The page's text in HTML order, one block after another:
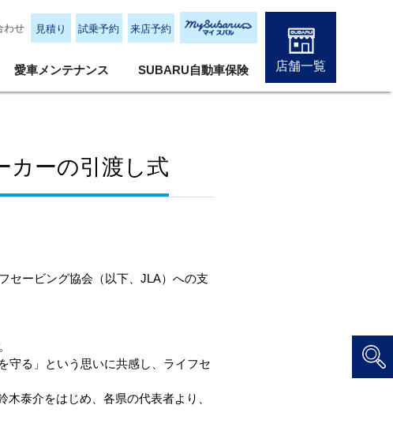
わせ 見積り 試乗予約 来店予約
愛車メンテナンス SUBARU自動車保険 店舗一覧
ーの引渡し式
セービング協会（以下、 JLA）への支
守る」という思いに共感し、ライフセ
泰介をはじめ、各県の代表者より、